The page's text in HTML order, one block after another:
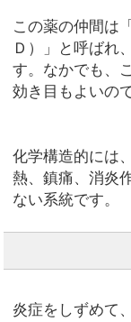
この薬の仲間は
Ｄ）」と呼ばれ
す。なかでも、
効き目もよいの
化学構造的には
熱、鎮痛、消炎
ない系統です。
炎症をしずめて